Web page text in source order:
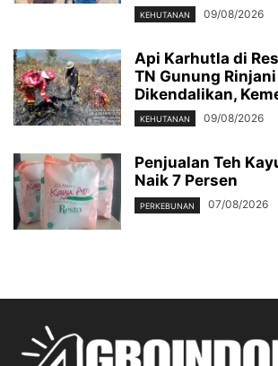
KEHUTANAN 09/08/2026
Api Karhutla di
TN Gunung
Dikendalikan,
KEHUTANAN 09/08/2026
Penjualan Teh
Naik 7 Persen
PERKEBUNAN 07/08/2026